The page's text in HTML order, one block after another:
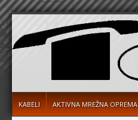
KABELI AKTIVNA MREŽNA OPREMA